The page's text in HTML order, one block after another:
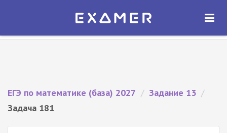
Экзамер — ЕГЭ 2027
ОТКРЫТЬ
ЕГЭ по математике (база) 2027 / Задание 13 /
Задача 181